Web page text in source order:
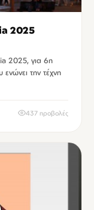
2025
2025, για 6η
την τέχνη
437 προβολές